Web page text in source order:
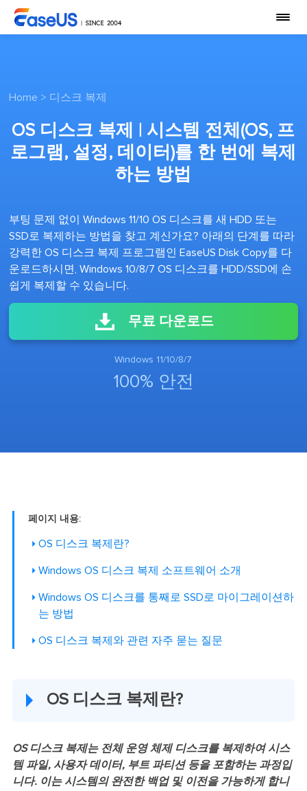
Home > 디스크 복제
OS 디스크 복제 | 시스템 전체(OS, 프
로그램, 설정, 데이터)를 한 번에 복제
하는 방법
부팅 문제 없이 Windows 11/10 OS 디스크를 새 HDD 또는
SSD로 복제하는 방법을 찾고 계신가요? 아래의 단계를 따라
강력한 OS 디스크 복제 프로그램인 EaseUS Disk Copy를 다
운로드하시면, Windows 10/8/7 OS 디스크를 HDD/SSD에 손
쉽게 복제할 수 있습니다.
무료 다운로드
Windows 11/10/8/7
100% 안전
페이지 내용:
OS 디스크 복제란?
Windows OS 디스크 복제 소프트웨어 소개
Windows OS 디스크를 통째로 SSD로 마이그레이션하
는 방법
OS 디스크 복제와 관련 자주 묻는 질문
OS 디스크 복제란?
OS 디스크 복제는 전체 운영 체제 디스크를 복제하여 시스
템 파일, 사용자 데이터, 부트 파티션 등을 포함하는 과정입
니다. 이는 시스템의 완전한 백업 및 이전을 가능하게 합니